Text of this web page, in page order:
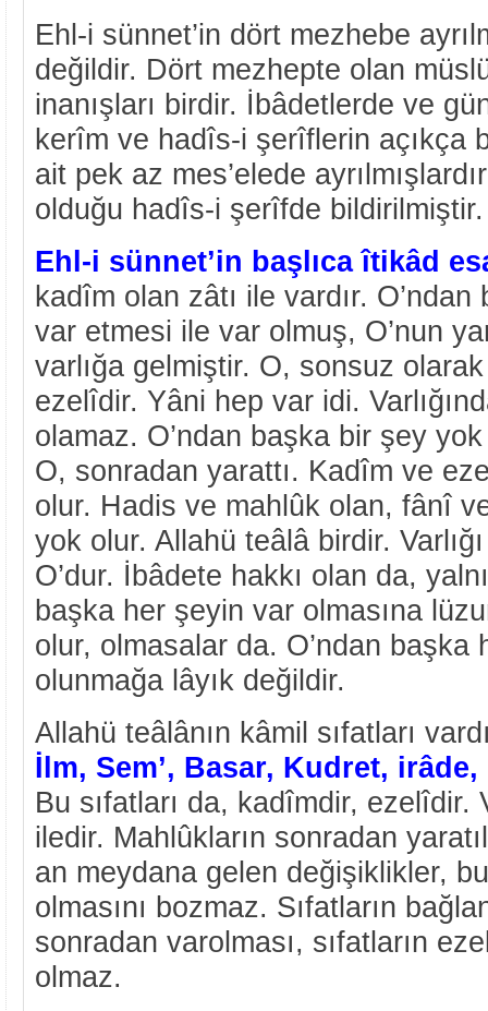
Ehl-i sünnet’in dört mezhebe
değildir. Dört mezhepte olan
inanışları birdir. İbâdetlerde ve
kerîm ve hadîs-i şerîflerin açıkça
ait pek az mes’elede
olduğu hadîs-i şerîfde bildirilmiştir.
Ehl-i sünnet’in başlıca îtikâd
kadîm olan zâtı ile vardır.
var etmesi ile var olmuş, O’nun
varlığa gelmiştir. O, sonsuz
ezelîdir. Yâni hep var idi.
olamaz. O’ndan başka bir şey
O, sonradan yarattı. Kadîm ve
olur. Hadis ve mahlûk olan, fânî
yok olur. Allahü teâlâ birdir.
O’dur. İbâdete hakkı olan da,
başka her şeyin var olmasına
olur, olmasalar da. O’ndan başka
olunmağa lâyık değildir.
Allahü teâlânın kâmil sıfatları
İlm, Sem’, Basar, Kudret, irâde,
Bu sıfatları da, kadîmdir, ezelîdir.
iledir. Mahlûkların sonradan
an meydana gelen değişiklikler,
olmasını bozmaz. Sıfatların
sonradan varolması, sıfatların
olmaz.